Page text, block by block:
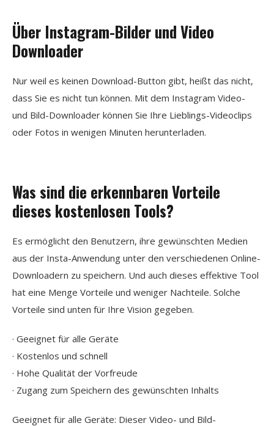
Über Instagram-Bilder und Video
Downloader
Nur weil es keinen Download-Button gibt, heißt das nicht,
dass Sie es nicht tun können. Mit dem Instagram Video-
und Bild-Downloader können Sie Ihre Lieblings-Videoclips
oder Fotos in wenigen Minuten herunterladen.
Was sind die erkennbaren Vorteile
dieses kostenlosen Tools?
Es ermöglicht den Benutzern, ihre gewünschten Medien
aus der Insta-Anwendung unter den verschiedenen Online-
Downloadern zu speichern. Und auch dieses effektive Tool
hat eine Menge Vorteile und weniger Nachteile. Solche
Vorteile sind unten für Ihre Vision gegeben.
· Geeignet für alle Geräte
· Kostenlos und schnell
· Hohe Qualität der Vorfreude
· Zugang zum Speichern des gewünschten Inhalts
Geeignet für alle Geräte: Dieser Video- und Bild-